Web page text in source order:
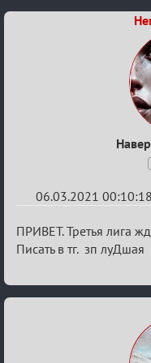
06.03.2021 00:10:18
Re:
Разговоры
XIX
ПРИВЕТ. Третья лига
Писать в тг. зп луДшая